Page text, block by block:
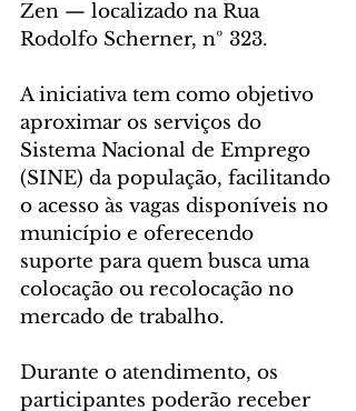
Zen — localizado na Rua
Rodolfo Scherner, nº 323.
A iniciativa tem como objetivo
aproximar os serviços do
Sistema Nacional de Emprego
(SINE) da população, facilitando
o acesso às vagas disponíveis no
município e oferecendo
suporte para quem busca uma
colocação ou recolocação no
mercado de trabalho.
Durante o atendimento, os
participantes poderão receber